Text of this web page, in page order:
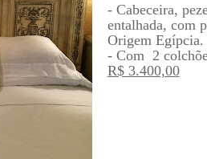
- Cabeceira,
entalhada, com
Origem Egípcia.
- Com 2
R$ 3.400,00